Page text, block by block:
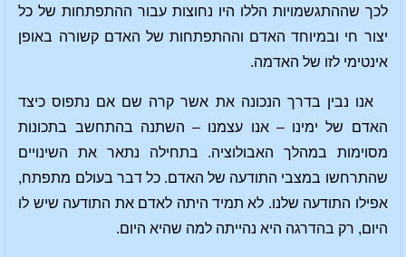
לכך שההתגשמויות הללו היו נחוצות עבור ההתפתחות של כל
יצור חי ובמיוחד האדם וההתפתחות של האדם קשורה באופן
אינטימי לזו של האדמה.
אנו נבין בדרך הנכונה את אשר קרה שם אם נתפוס כיצד
האדם של ימינו – אנו עצמנו – השתנה בהתחשב בתכונות
מסוימות במהלך האבולוציה. בתחילה נתאר את השינויים
שהתרחשו במצבי התודעה של האדם. כל דבר בעולם מתפתח,
אפילו התודעה שלנו. לא תמיד היתה לאדם את התודעה שיש לו
היום, רק בהדרגה היא נהייתה למה שהיא היום.